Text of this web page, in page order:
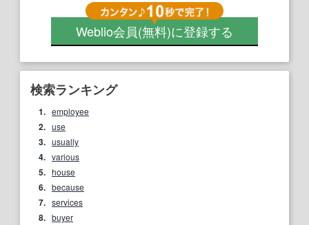
Weblio会員(無料)に登録する
検索ランキング
1. employee
2. use
3. usually
4. various
5. house
6. because
7. services
8. buyer